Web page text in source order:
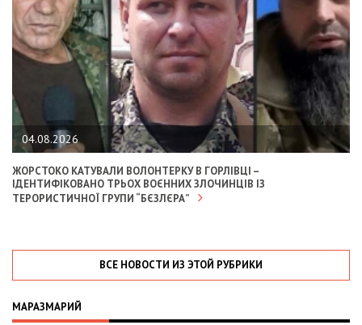
04.08.2026
ЖОРСТОКО КАТУВАЛИ ВОЛОНТЕРКУ В ГОРЛІВЦІ –
ІДЕНТИФІКОВАНО ТРЬОХ ВОЄННИХ ЗЛОЧИНЦІВ ІЗ
ТЕРОРИСТИЧНОЇ ГРУПИ “БЄЗЛЄРА”
ВСЕ НОВОСТИ ИЗ ЭТОЙ РУБРИКИ
МАРАЗМАРИЙ